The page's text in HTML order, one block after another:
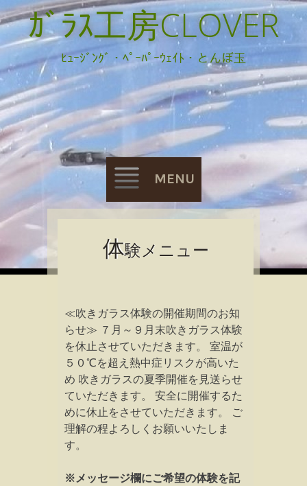
ｶﾞﾗｽ工房CLOVER
ﾋｭｰｼﾞﾝｸﾞ・ﾍﾟｰﾊﾟｰｳｪｲﾄ・とんぼ玉
MENU
to
体験メニュー
≪吹きガラス体験の開催期間のお知
らせ≫ ７月～９月末吹きガラス体験
を休止させていただきます。 室温が
５０℃を超え熱中症リスクが高いた
め 吹きガラスの夏季開催を見送らせ
ていただきます。 安全に開催するた
めに休止をさせていただきます。 ご
理解の程よろしくお願いいたしま
す。
※メッセージ欄にご希望の体験を記